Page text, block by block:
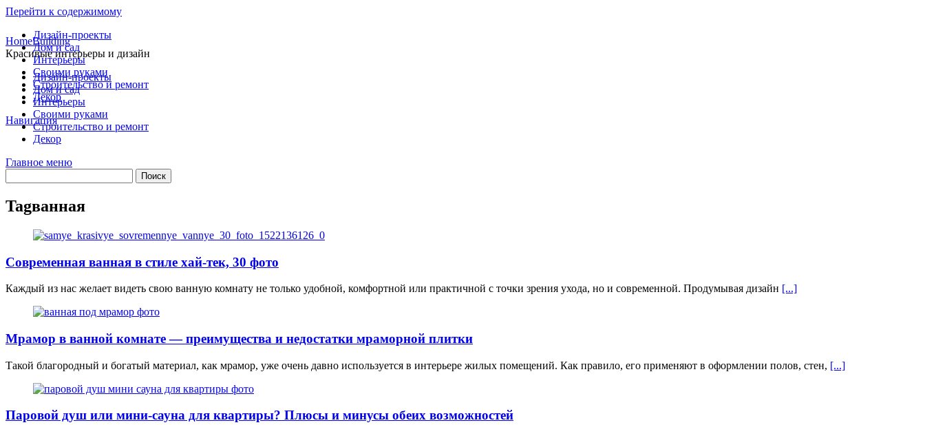
Перейти к содержимому
Дизайн-проекты
Дом и сад
Интерьеры
Своими руками
Строительство и ремонт
Декор
Навигация
HomeBuilding
Красивые интерьеры и дизайн
Дизайн-проекты
Дом и сад
Интерьеры
Своими руками
Строительство и ремонт
Декор
Главное меню
Tagванная
Современная ванная в стиле хай-тек, 30 фото
Каждый из нас желает видеть свою ванную комнату не только удобной, комфортной или практичной с точки зрения ухода, но и современной. Продумывая дизайн [...]
Мрамор в ванной комнате — преимущества и недостатки мраморной плитки
Такой благородный и богатый материал, как мрамор, уже очень давно используется в интерьере жилых помещений. Как правило, его применяют в оформлении полов, стен, [...]
Паровой душ или мини-сауна для квартиры? Плюсы и минусы обеих возможностей